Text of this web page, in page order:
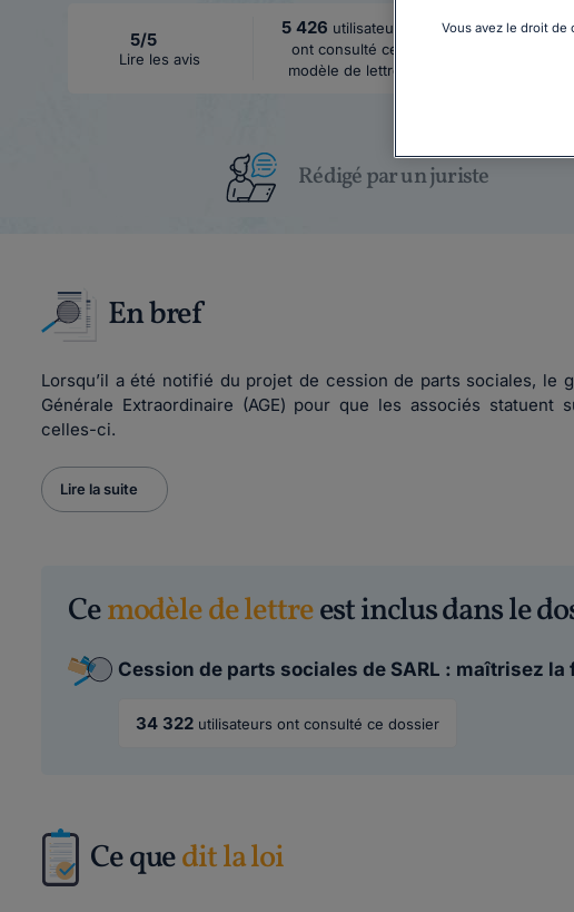
5/5
Lire les avis
5 426 utilisateurs
ont consulté ce
modèle de lettre
Rédigé par un juriste
En bref
Lorsqu’il a été notifié du projet de cession de parts sociales, le
Générale Extraordinaire (AGE) pour que les associés
celles-ci.
Lire la suite
Cemodèle de lettreest inclus dans le
Cession de parts sociales de SARL : maîtrisez
34 322 utilisateurs ont consulté ce dossier
Ce quedit la loi
Vous avez le droit de